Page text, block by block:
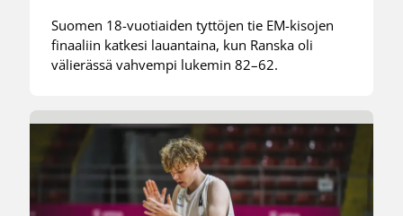
Suomen 18-vuotiaiden tyttöjen tie EM-kisojen
finaaliin katkesi lauantaina, kun Ranska oli
välierässä vahvempi lukemin 82–62.